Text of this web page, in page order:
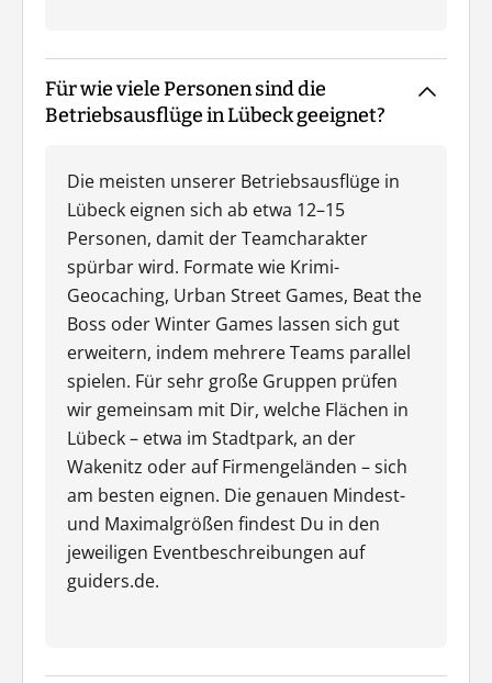
Für wie viele Personen sind die
Betriebsausflüge in Lübeck geeignet?
Die meisten unserer Betriebsausflüge in
Lübeck eignen sich ab etwa 12–15
Personen, damit der Teamcharakter
spürbar wird. Formate wie Krimi-
Geocaching, Urban Street Games, Beat the
Boss oder Winter Games lassen sich gut
erweitern, indem mehrere Teams parallel
spielen. Für sehr große Gruppen prüfen
wir gemeinsam mit Dir, welche Flächen in
Lübeck – etwa im Stadtpark, an der
Wakenitz oder auf Firmengeländen – sich
am besten eignen. Die genauen Mindest-
und Maximalgrößen findest Du in den
jeweiligen Eventbeschreibungen auf
guiders.de.